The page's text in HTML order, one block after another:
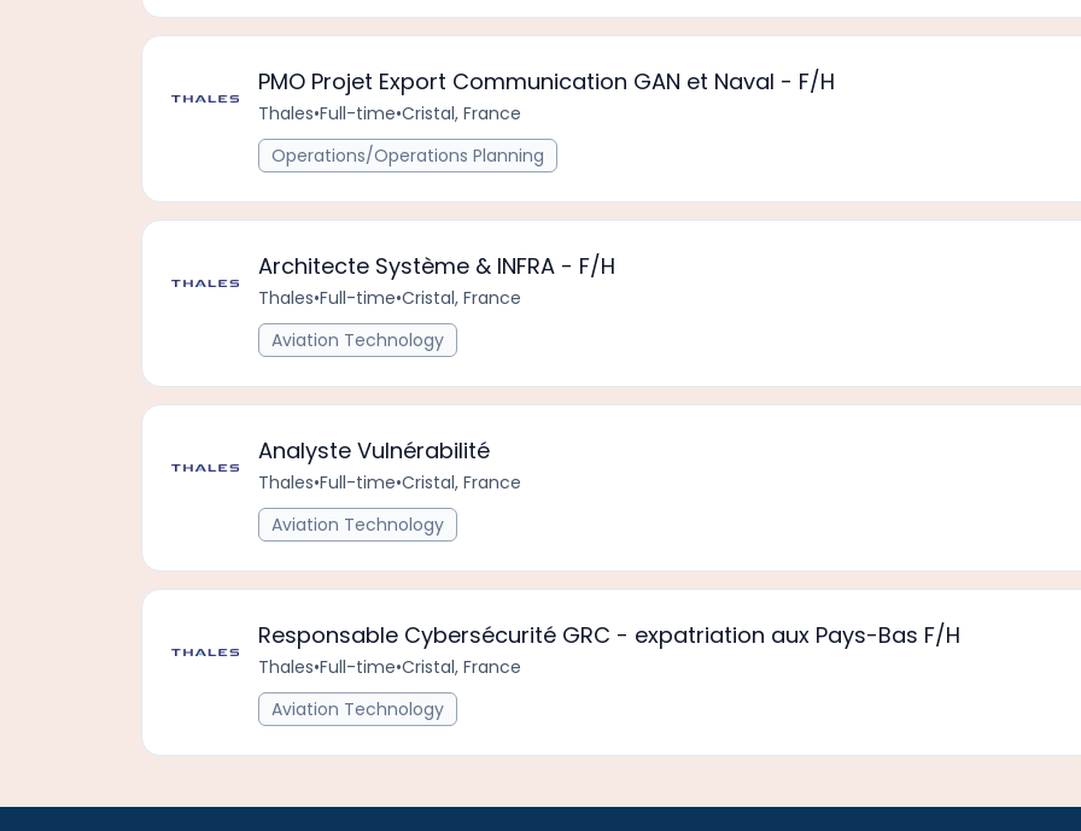
PMO Projet Export Communication GAN et Naval - F/H
Thales•Full-time•Cristal, France
Operations/Operations Planning
Architecte Système & INFRA - F/H
Thales•Full-time•Cristal, France
Aviation Technology
Analyste Vulnérabilité
Thales•Full-time•Cristal, France
Aviation Technology
Responsable Cybersécurité GRC - expatriation aux Pays-Bas F/H
Thales•Full-time•Cristal, France
Aviation Technology